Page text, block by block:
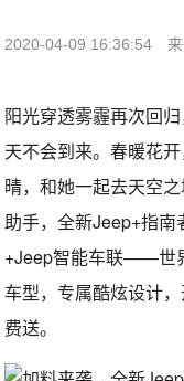
2020-04-09 16:36:54 来
阳光穿透雾霾再次回
天不会到来。春暖花
晴，和她一起去天空
助手，全新Jeep+指
+Jeep智能车联——世
车型，专属酷炫设计
费送。